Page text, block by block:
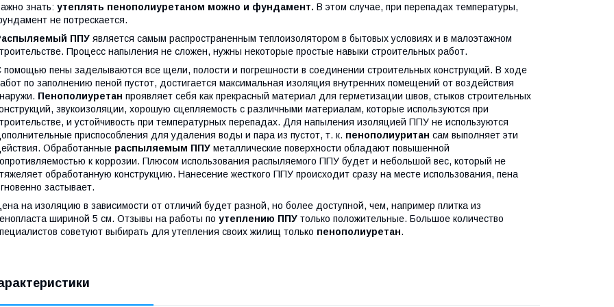
знать: утеплять пенополиуретаном можно и фундамент. В этом случае, при перепадах температуры,
не потрескается.
ППУ является самым распространенным теплоизолятором в бытовых условиях и в малоэтажном
Процесс напыления не сложен, нужны некоторые простые навыки строительных работ.
помощью пены заделываются все щели, полости и погрешности в соединении строительных конструкций. В ходе
по заполнению пеной пустот, достигается максимальная изоляция внутренних помещений от воздействия
Пенополиуретан проявляет себя как прекрасный материал для герметизации швов, стыков строительных
звукоизоляции, хорошую сцепляемость с различными материалам, которые используются при
и устойчивость при температурных перепадах. Для напыления изоляцией ППУ не используются
приспособления для удаления воды и пара из пустот, т. к. пенополиуритан сам выполняет эти
Обработанные распыляемым ППУ металлические поверхности обладают повышенной
к коррозии. Плюсом использования распыляемого ППУ будет и небольшой вес, который не
обработанную конструкцию. Нанесение жесткого ППУ происходит сразу на месте использования, пена
застывает.
на изоляцию в зависимости от отличий будет разной, но более доступной, чем, например плитка из
шириной 5 см. Отзывы на работы по утеплению ППУ только положительные. Большое количество
советуют выбирать для утепления своих жилищ только пенополиуретан.